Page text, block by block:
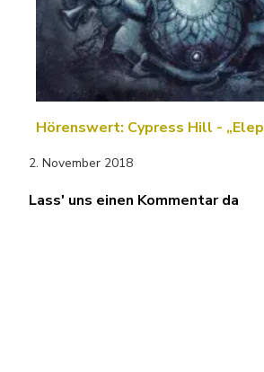
Hörenswert: Cypress Hill -
2. November 2018
Lass' uns einen Kommentar da